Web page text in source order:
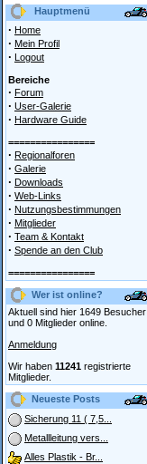
Hauptmenü
· Home
· Mein Profil
· Logout
Bereiche
· Forum
· User-Galerie
· Hardware Guide
================
· Regionalforen
· Galerie
· Downloads
· Web-Links
· Nutzungsbestimmungen
· Mitglieder
· Team & Kontakt
· Spende an den Club
================
Wer ist online?
Aktuell sind hier 1649 Besucher
und 0 Mitglieder online.
Anmeldung
Wir haben 11241 registrierte
Mitglieder.
Neueste Posts
Sicherung 11 ( 7,5...
Metallleitung vers...
Alles Plastik - Br...